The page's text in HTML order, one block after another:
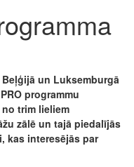
un Luksemburgā
programmu
trim lieliem
zālē un tajā piedalījās
kas interesējās par